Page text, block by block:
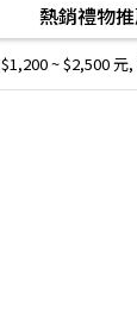
熱銷禮物
$1,200 ~ $2,500 元,